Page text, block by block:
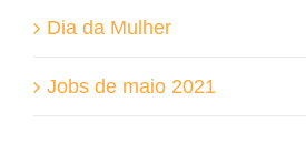
Dia da Mulher
Jobs de maio 2021